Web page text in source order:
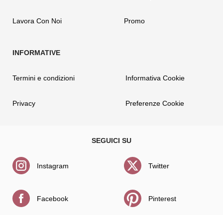
Lavora Con Noi Promo
Termini e condizioni
Privacy
Informativa Cookie
Preferenze Cookie
Instagram
Facebook
Twitter
Pinterest